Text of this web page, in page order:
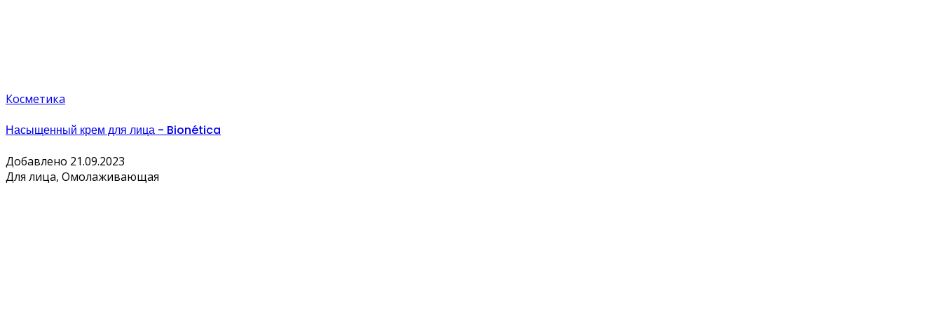
Косметика
Насыщенный крем для лица - Bionética
Добавлено 21.09.2023
Для лица, Омолаживающая